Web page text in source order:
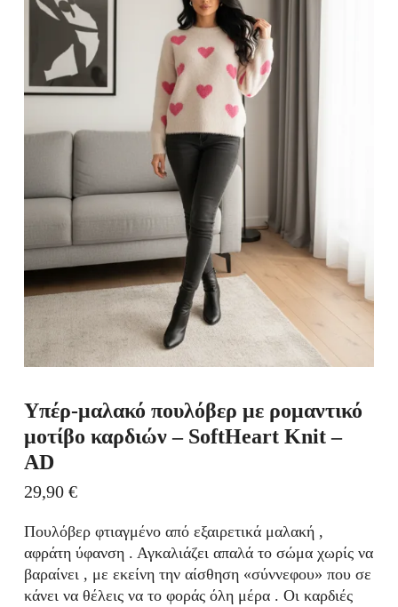
Υπέρ‑μαλακό πουλόβερ με ρομαντικό
μοτίβο καρδιών – SoftHeart Knit –
AD
29,90 €
Πουλόβερ φτιαγμένο από εξαιρετικά μαλακή ,
αφράτη ύφανση . Αγκαλιάζει απαλά το σώμα χωρίς να
βαραίνει , με εκείνη την αίσθηση «σύννεφου» που σε
κάνει να θέλεις να το φοράς όλη μέρα . Οι καρδιές